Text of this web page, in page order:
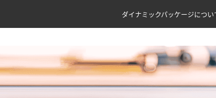
ダイナミックパッケージについ